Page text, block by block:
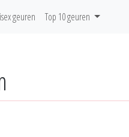
geuren Top 10 geuren